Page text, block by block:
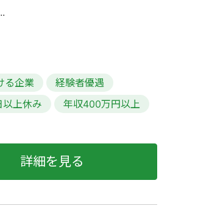
る企業
経験者優遇
以上休み
年収400万円以上
詳細を見る